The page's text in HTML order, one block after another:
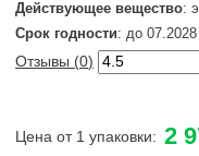
Действующее вещество:
Срок годности: до 07.2028
Отзывы (0)
Цена от 1 упаковки: 2